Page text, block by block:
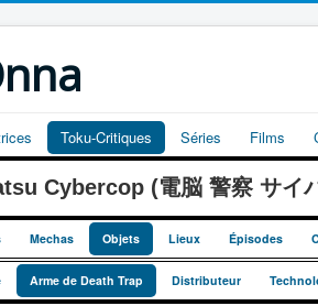
Toku-Critiques Séries Films
Cybercop (電脳 警察 サ
Mechas Objets Lieux Épisodes
Arme de Death Trap Distributeur